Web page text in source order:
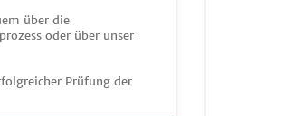
über die
oder über unser
Prüfung der